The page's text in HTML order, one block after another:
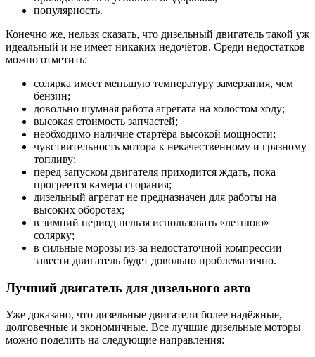
популярность.
Конечно же, нельзя сказать, что дизельный двигатель такой уж
идеальный и не имеет никаких недочётов. Среди недостатков
можно отметить:
солярка имеет меньшую температуру замерзания, чем
бензин;
довольно шумная работа агрегата на холостом ходу;
высокая стоимость запчастей;
необходимо наличие стартёра высокой мощности;
чувствительность мотора к некачественному и грязному
топливу;
перед запуском двигателя приходится ждать, пока
прогреется камера сгорания;
дизельный агрегат не предназначен для работы на
высоких оборотах;
в зимний период нельзя использовать «летнюю»
солярку;
в сильные морозы из-за недостаточной компрессии
завести двигатель будет довольно проблематично.
Лучший двигатель для дизельного авто
Уже доказано, что дизельные двигатели более надёжные,
долговечные и экономичные. Все лучшие дизельные моторы
можно поделить на следующие направления: